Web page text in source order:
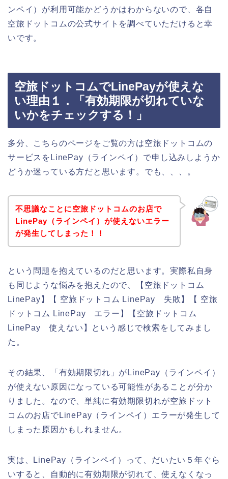
ンペイ）が利用可能かどうかはわからないので、各自
空旅ドットコムの公式サイトを調べていただけると幸
いです。
空旅ドットコムでLinePayが使えな
い理由１．「有効期限が切れていな
いかをチェックする！」
多分、こちらのページをご覧の方は空旅ドットコムの
サービスをLinePay（ラインペイ）で申し込みしようか
どうか迷っている方だと思います。でも、、、。
不思議なことに空旅ドットコムのお店で
LinePay（ラインペイ）が使えないエラー
が発生してしまった！！
という問題を抱えているのだと思います。実際私自身
も同じような悩みを抱えたので、【空旅ドットコム
LinePay】【 空旅ドットコム LinePay 失敗】【 空旅
ドットコム LinePay エラー】【空旅ドットコム
LinePay 使えない】という感じで検索をしてみまし
た。
その結果、「有効期限切れ」がLinePay（ラインペイ）
が使えない原因になっている可能性があることが分か
りました。なので、単純に有効期限切れが空旅ドット
コムのお店でLinePay（ラインペイ）エラーが発生して
しまった原因かもしれません。
実は、LinePay（ラインペイ）って、だいたい５年ぐら
いすると、自動的に有効期限が切れて、使えなくなっ